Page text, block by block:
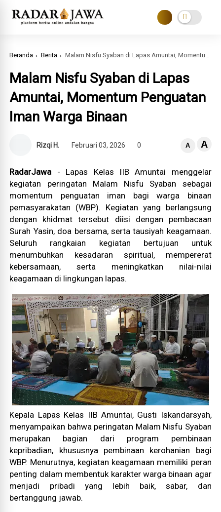
Beranda Berita Malam Nisfu Syaban di Lapas Amuntai, Momentum Penguatan Iman Warga Binaan
Malam Nisfu Syaban di Lapas
Amuntai, Momentum Penguatan
Iman Warga Binaan
Rizqi H. Februari 03, 2026 0 A A
RadarJawa - Lapas Kelas IIB Amuntai menggelar
kegiatan peringatan Malam Nisfu Syaban sebagai
momentum penguatan iman bagi warga binaan
pemasyarakatan (WBP). Kegiatan yang berlangsung
dengan khidmat tersebut diisi dengan pembacaan
Surah Yasin, doa bersama, serta tausiyah keagamaan.
Seluruh rangkaian kegiatan bertujuan untuk
menumbuhkan kesadaran spiritual, mempererat
kebersamaan, serta meningkatkan nilai-nilai
keagamaan di lingkungan lapas.
Kepala Lapas Kelas IIB Amuntai, Gusti Iskandarsyah,
menyampaikan bahwa peringatan Malam Nisfu Syaban
merupakan bagian dari program pembinaan
kepribadian, khususnya pembinaan kerohanian bagi
WBP. Menurutnya, kegiatan keagamaan memiliki peran
penting dalam membentuk karakter warga binaan agar
menjadi pribadi yang lebih baik, sabar, dan
bertanggung jawab.